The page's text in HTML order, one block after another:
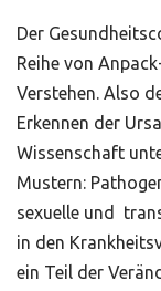
Der
Reihe von
Verstehen. Also
Erkennen der
Wissenschaft
Mustern:
sexuelle und
in den
ein Teil der